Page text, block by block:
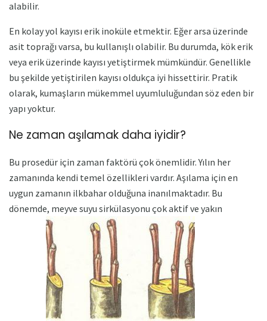
alabilir.
En kolay yol kayısı erik inoküle etmektir. Eğer arsa üzerinde
asit toprağı varsa, bu kullanışlı olabilir. Bu durumda, kök erik
veya erik üzerinde kayısı yetiştirmek mümkündür. Genellikle
bu şekilde yetiştirilen kayısı oldukça iyi hissettirir. Pratik
olarak, kumaşların mükemmel uyumluluğundan söz eden bir
yapı yoktur.
Ne zaman aşılamak daha iyidir?
Bu prosedür için zaman faktörü çok önemlidir. Yılın her
zamanında kendi temel özellikleri vardır. Aşılama için en
uygun zamanın ilkbahar olduğuna inanılmaktadır. Bu
dönemde, meyve suyu sirkülasyonu çok aktif ve yakın